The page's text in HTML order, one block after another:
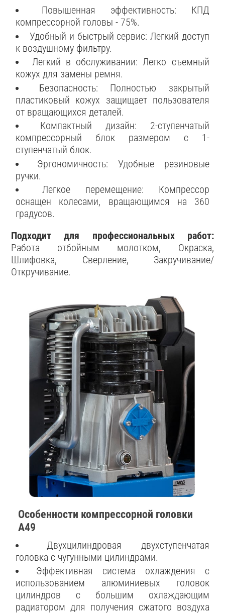
Повышенная эффективность: КПД
компрессорной головы - 75%.
Удобный и быстрый сервис: Легкий доступ
к воздушному фильтру.
Легкий в обслуживании: Легко съемный
кожух для замены ремня.
Безопасность: Полностью закрытый
пластиковый кожух защищает пользователя
от вращающихся деталей.
Компактный дизайн: 2-ступенчатый
компрессорный блок размером с 1-
ступенчатый блок.
Эргономичность: Удобные резиновые
ручки.
Легкое перемещение: Компрессор
оснащен колесами, вращающимся на 360
градусов.
Подходит для профессиональных работ:
Работа отбойным молотком, Окраска,
Шлифовка, Сверление, Закручивание/
Откручивание.
Особенности компрессорной головки
A49
Двухцилиндровая двухступенчатая
головка с чугунными цилиндрами.
Эффективная система охлаждения с
использованием алюминиевых головок
цилиндров с большим охлаждающим
радиатором для получения сжатого воздуха